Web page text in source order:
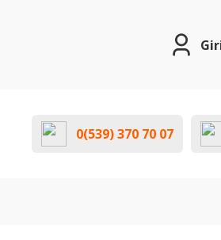
0(539) 370 70 07